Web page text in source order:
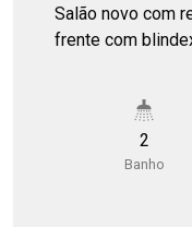
Salão novo com
frente com
2
Banho